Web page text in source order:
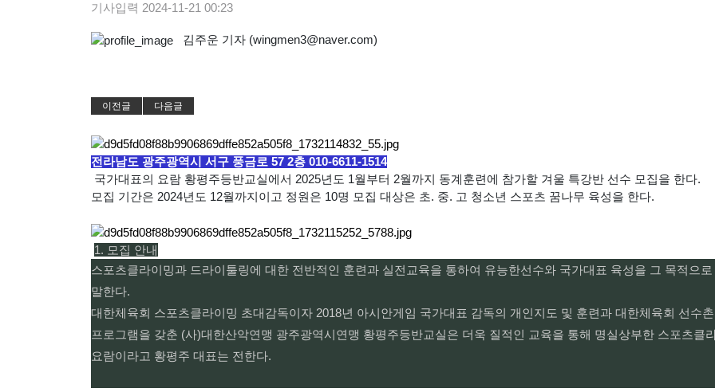
기사입력 2024-11-21 00:23
김주운 기자 (wingmen3@naver.com)
이전글 다음글
전라남도 광주광역시 서구 풍금로 57 2층 010-6611-1514
국가대표의 요람 황평주등반교실에서 2025년도 1월부터 2월까지 동계훈련에 참가할 겨울 특강반 선수 모집을 한다.
모집 기간은 2024년도 12월까지이고 정원은 10명 모집 대상은 초. 중. 고 청소년 스포츠 꿈나무 육성을 한다.
1. 모집 안내
스포츠클라이밍과 드라이툴링에 대한 전반적인 훈련과 실전교육을 통하여 유능한선수와 국가대표 육성을 그 목적으
말한다.
대한체육회 스포츠클라이밍 초대감독이자 2018년 아시안게임 국가대표 감독의 개인지도 및 훈련과 대한체육회 선수
프로그램을 갖춘 (사)대한산악연맹 광주광역시연맹 황평주등반교실은 더욱 질적인 교육을 통해 명실상부한 스포츠클
요람이라고 황평주 대표는 전한다.